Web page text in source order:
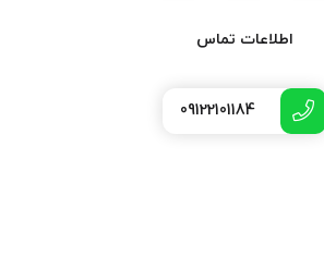
اطلاعات تماس
09122101184